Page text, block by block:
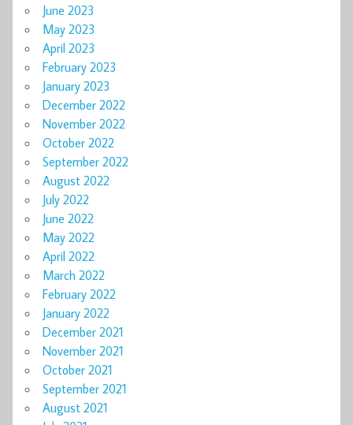
June 2023
May 2023
April 2023
February 2023
January 2023
December 2022
November 2022
October 2022
September 2022
August 2022
July 2022
June 2022
May 2022
April 2022
March 2022
February 2022
January 2022
December 2021
November 2021
October 2021
September 2021
August 2021